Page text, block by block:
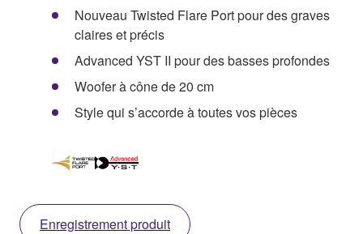
Nouveau Twisted Flare Port pour des graves
claires et précis
Advanced YST II pour des basses profondes
Woofer à cône de 20 cm
Style qui s’accorde à toutes vos pièces
Enregistrement produit